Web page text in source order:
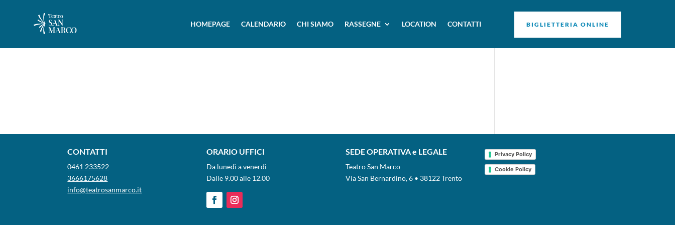
HOMEPAGE CALENDARIO CHI SIAMO RASSEGNE LOCATION CONTATTI BIGLIETTERIA ONLINE
CONTATTI
0461 233522
3666175628
info@teatrosanmarco.it
ORARIO UFFICI
Da lunedì a venerdì
Dalle 9.00 alle 12.00
SEDE OPERATIVA e LEGALE
Teatro San Marco
Via San Bernardino, 6 • 38122 Trento
Privacy Policy
Cookie Policy